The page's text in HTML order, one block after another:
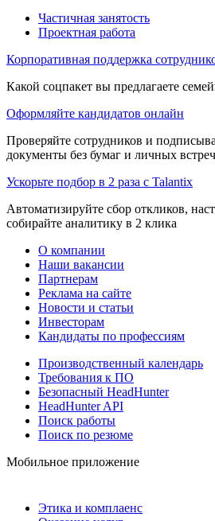
Частичная занятость
Проектная работа
Корпоративная поддержка
Какой соцпакет вы предлагаете
Оформляйте кандидатов онлайн
Проверяйте сотрудников и
документы без бумаг и личных встреч
Ускорьте подбор в 2 раза с Talantix
Автоматизируйте сбор откликов,
собирайте аналитику в 2 клика
О компании
Наши вакансии
Партнерам
Реклама на сайте
Новости и статьи
Инвесторам
Кандидаты по профессиям
Производственный календарь
Требования к ПО
Безопасный HeadHunter
HeadHunter API
Поиск работы
Поиск по резюме
Мобильное приложение
Этика и комплаенс